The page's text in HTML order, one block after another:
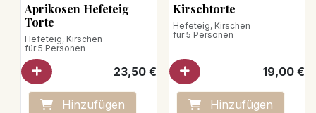
Aprikosen Hefeteig
Torte
Hefeteig, Kirschen
für 5 Personen
23,50€
Hinzufügen
Kirschtorte
Hefeteig, Kirschen
für 5 Personen
19,00€
Hinzufügen